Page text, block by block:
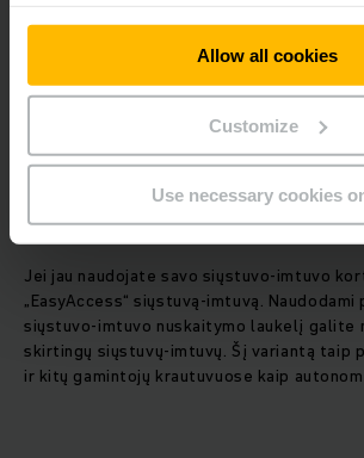
Allow all cookies
Customize
Use necessary cookies
„EasyAccess PinCode“
Didesniems krautuvų parkams siūlome
variantą. Naudodami papildomus
nustatyti 100 skirtingų kodų.
„EasyAccess“ siųstuvas-
Jei jau naudojate savo siųstuvo-imtuvo
„EasyAccess“ siųstuvą-imtuvą. Naudodami
siųstuvo-imtuvo nuskaitymo laukelį galite
skirtingų siųstuvų-imtuvų. Šį variantą taip
ir kitų gamintojų krautuvuose kaip